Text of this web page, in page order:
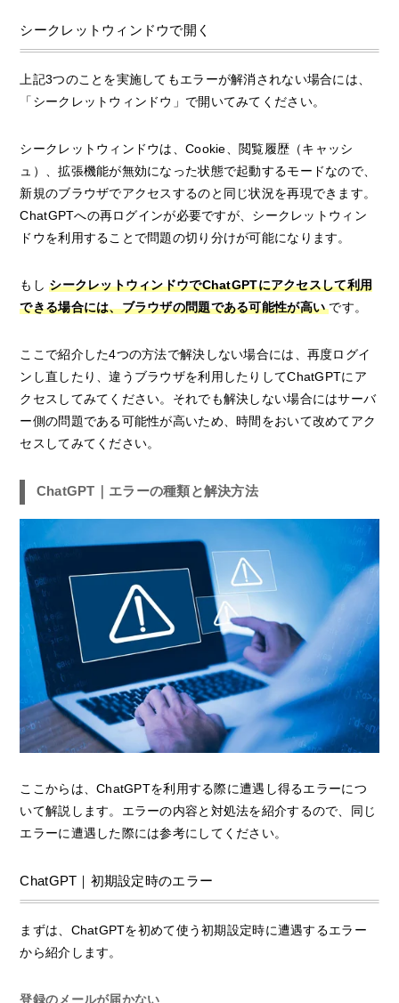
シークレットウィンドウで開く
上記3つのことを実施してもエラーが解消されない場合には、
「シークレットウィンドウ」で開いてみてください。
シークレットウィンドウは、Cookie、閲覧履歴（キャッシ
ュ）、拡張機能が無効になった状態で起動するモードなので、
新規のブラウザでアクセスするのと同じ状況を再現できます。
ChatGPTへの再ログインが必要ですが、シークレットウィン
ドウを利用することで問題の切り分けが可能になります。
もしシークレットウィンドウでChatGPTにアクセスして利用
できる場合には、ブラウザの問題である可能性が高いです。
ここで紹介した4つの方法で解決しない場合には、再度ログイ
ンし直したり、違うブラウザを利用したりしてChatGPTにア
クセスしてみてください。それでも解決しない場合にはサーバ
ー側の問題である可能性が高いため、時間をおいて改めてアク
セスしてみてください。
ChatGPT｜エラーの種類と解決方法
ここからは、ChatGPTを利用する際に遭遇し得るエラーにつ
いて解説します。エラーの内容と対処法を紹介するので、同じ
エラーに遭遇した際には参考にしてください。
ChatGPT｜初期設定時のエラー
まずは、ChatGPTを初めて使う初期設定時に遭遇するエラー
から紹介します。
登録のメールが届かない